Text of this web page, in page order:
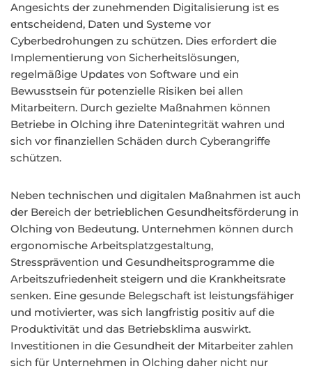
Angesichts der zunehmenden Digitalisierung ist es
entscheidend, Daten und Systeme vor
Cyberbedrohungen zu schützen. Dies erfordert die
Implementierung von Sicherheitslösungen,
regelmäßige Updates von Software und ein
Bewusstsein für potenzielle Risiken bei allen
Mitarbeitern. Durch gezielte Maßnahmen können
Betriebe in Olching ihre Datenintegrität wahren und
sich vor finanziellen Schäden durch Cyberangriffe
schützen.
Neben technischen und digitalen Maßnahmen ist auch
der Bereich der betrieblichen Gesundheitsförderung in
Olching von Bedeutung. Unternehmen können durch
ergonomische Arbeitsplatzgestaltung,
Stressprävention und Gesundheitsprogramme die
Arbeitszufriedenheit steigern und die Krankheitsrate
senken. Eine gesunde Belegschaft ist leistungsfähiger
und motivierter, was sich langfristig positiv auf die
Produktivität und das Betriebsklima auswirkt.
Investitionen in die Gesundheit der Mitarbeiter zahlen
sich für Unternehmen in Olching daher nicht nur